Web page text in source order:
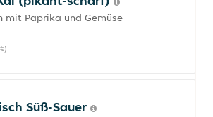
mit Paprika und Gemüse
Süß-Sauer